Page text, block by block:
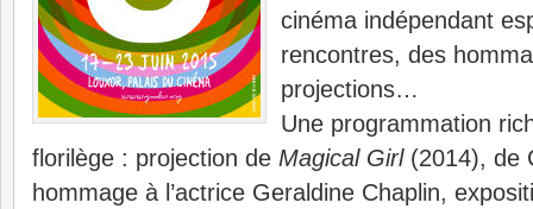
cinéma indépendant
rencontres, des
projections…
Une programmation
florilège : projection de Magical Girl(2014), de
hommage à l’actrice Geraldine Chaplin,